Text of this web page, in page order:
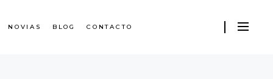
NOVIAS BLOG CONTACTO